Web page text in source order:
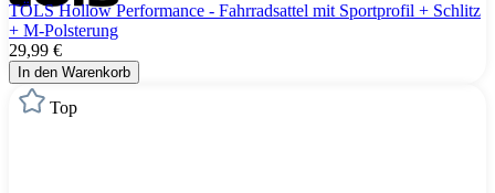
TÖLS Hollow Performance - Fahrradsattel mit Sportprofil + Schlitz
+ M-Polsterung
29,99 €
In den Warenkorb
Top